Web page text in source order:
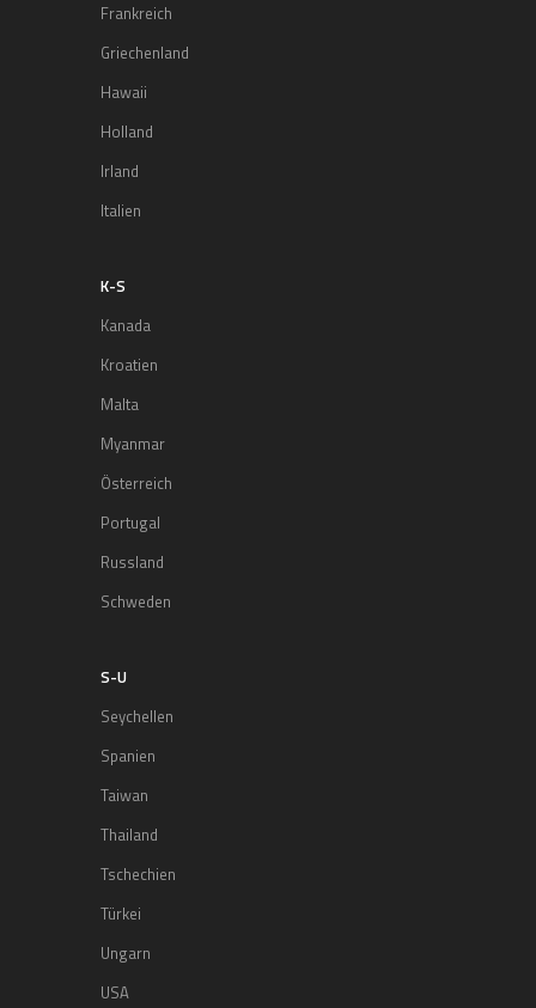
Frankreich
Griechenland
Hawaii
Holland
Irland
Italien
K-S
Kanada
Kroatien
Malta
Myanmar
Österreich
Portugal
Russland
Schweden
S-U
Seychellen
Spanien
Taiwan
Thailand
Tschechien
Türkei
Ungarn
USA